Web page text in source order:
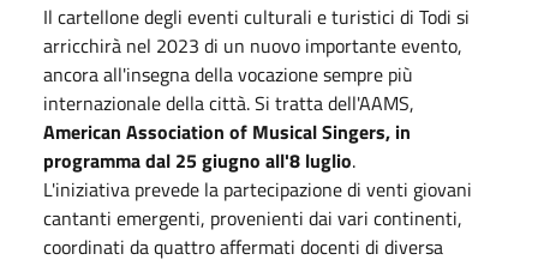
Il cartellone degli eventi culturali e turistici di Todi si
arricchirà nel 2023 di un nuovo importante evento,
ancora all'insegna della vocazione sempre più
internazionale della città. Si tratta dell'AAMS,
American Association of Musical Singers, in
programma dal 25 giugno all'8 luglio.
L'iniziativa prevede la partecipazione di venti giovani
cantanti emergenti, provenienti dai vari continenti,
coordinati da quattro affermati docenti di diversa